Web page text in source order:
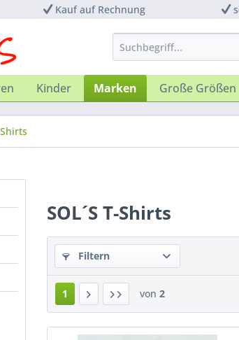
Kauf auf Rechnung
Kinder Marken Große Größen
SOL´S T-Shirts
Filtern
1 von 2